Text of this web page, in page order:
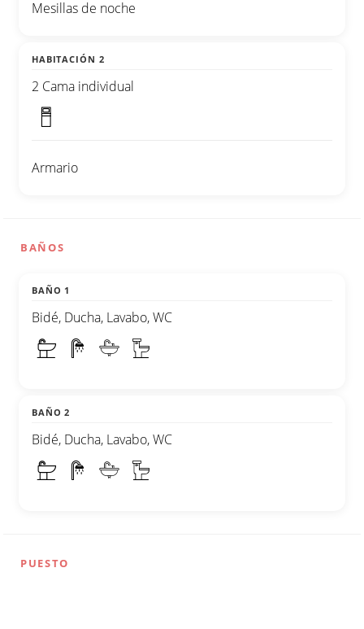
Mesillas de noche
HABITACIÓN 2
2 Cama individual
Armario
BAÑOS
BAÑO 1
Bidé, Ducha, Lavabo, WC
BAÑO 2
Bidé, Ducha, Lavabo, WC
PUESTO